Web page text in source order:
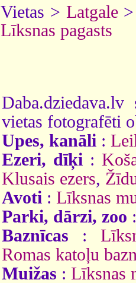
Vietas > Latgale
Līksnas pagasts
vietas fotografēti
Upes, kanāli :
Ezeri, dīķi :
Klusais ezers,
Avoti : Līksnas
Parki, dārzi, zoo
Baznīcas :
Romas katoļu
Muižas : Līksnas